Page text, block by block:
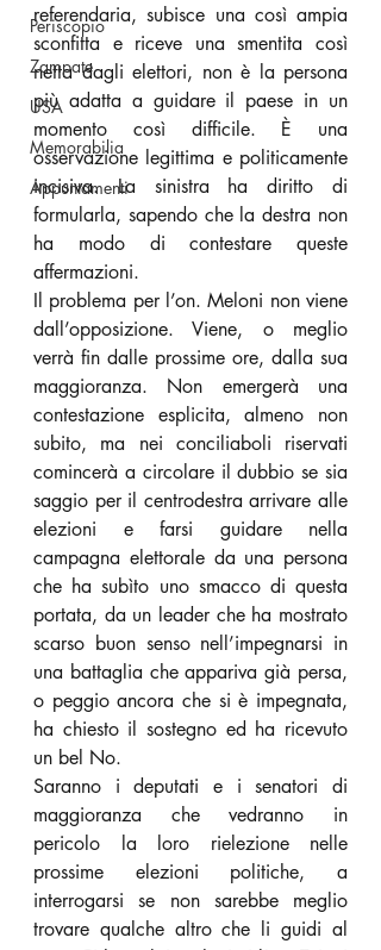
Periscopio
Zampate
USA
Memorabilia
Appuntamenti
referendaria, subisce una così ampia
sconfitta e riceve una smentita così
netta dagli elettori, non è la persona
più adatta a guidare il paese in un
momento così difficile. È una
osservazione legittima e politicamente
incisiva. La sinistra ha diritto di
formularla, sapendo che la destra non
ha modo di contestare queste
affermazioni.
Il problema per l’on. Meloni non viene
dall’opposizione. Viene, o meglio
verrà fin dalle prossime ore, dalla sua
maggioranza. Non emergerà una
contestazione esplicita, almeno non
subito, ma nei conciliaboli riservati
comincerà a circolare il dubbio se sia
saggio per il centrodestra arrivare alle
elezioni e farsi guidare nella
campagna elettorale da una persona
che ha subìto uno smacco di questa
portata, da un leader che ha mostrato
scarso buon senso nell’impegnarsi in
una battaglia che appariva già persa,
o peggio ancora che si è impegnata,
ha chiesto il sostegno ed ha ricevuto
un bel No.
Saranno i deputati e i senatori di
maggioranza che vedranno in
pericolo la loro rielezione nelle
prossime elezioni politiche, a
interrogarsi se non sarebbe meglio
trovare qualche altro che li guidi al